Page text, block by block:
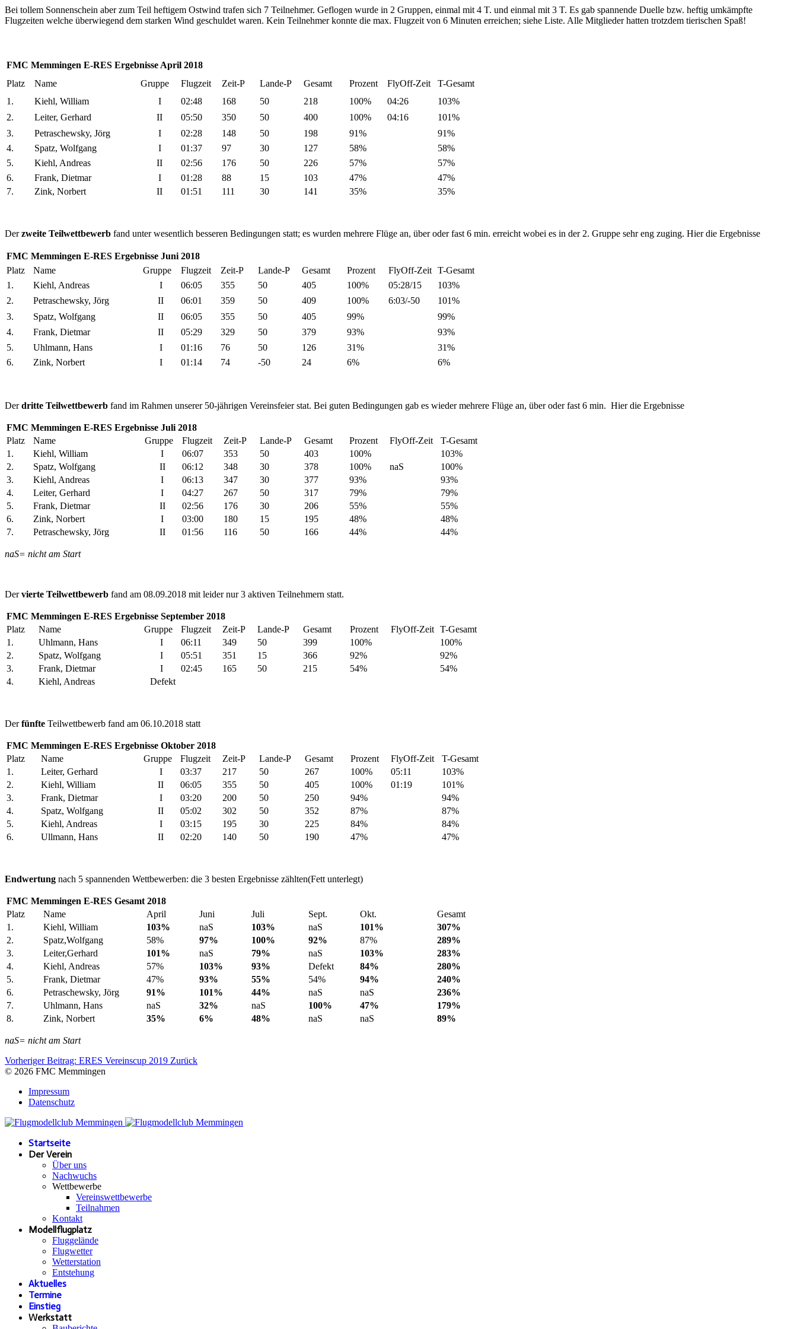
Bei tollem Sonnenschein aber zum Teil heftigem Ostwind trafen sich 7 Teilnehmer. Geflogen wurde in 2 Gruppen, einmal mit 4 T. und einmal mit 3 T. Es gab spannende Duelle bzw. heftig umkämpfte
Flugzeiten welche überwiegend dem starken Wind geschuldet waren. Kein Teilnehmer konnte die max. Flugzeit von 6 Minuten erreichen; siehe Liste. Alle Mitglieder hatten trotzdem tierischen Spaß!
FMC Memmingen E-RES Ergebnisse April 2018
Platz
Name Gruppe Flugzeit Zeit-P Lande-P Gesamt Prozent FlyOff-Zeit
T-Gesamt
1.
Kiehl, William I 02:48 168 50 218 100% 04:26
103%
2.
Leiter, Gerhard II 05:50 350 50 400 100% 04:16
101%
3.
Petraschewsky, Jörg I 02:28 148 50 198 91%
91%
4.
Spatz, Wolfgang I 01:37 97 30 127 58%
58%
5.
Kiehl, Andreas II 02:56 176 50 226 57%
57%
6.
Frank, Dietmar I 01:28 88 15 103 47%
47%
7.
Zink, Norbert II 01:51 111 30 141 35% 35%
Derzweite Teilwettbewerb fand unter wesentlich besseren Bedingungen statt; es wurden mehrere Flüge an, über oder fast 6 min. erreicht wobei es in der 2. Gruppe sehr eng zuging. Hier die Ergebnisse
FMC Memmingen E-RES Ergebnisse Juni 2018
Platz
Name Gruppe Flugzeit Zeit-P Lande-P Gesamt Prozent FlyOff-Zeit T-Gesamt
1.
Kiehl, Andreas I 06:05 355 50 405 100% 05:28/15
103%
2.
Petraschewsky, Jörg II 06:01 359 50 409 100% 6:03/-50
101%
3.
Spatz, Wolfgang II 06:05 355 50 405 99%
99%
4.
Frank, Dietmar II 05:29 329 50 379 93%
93%
5.
Uhlmann, Hans I 01:16 76 50 126 31%
31%
6.
Zink, Norbert I 01:14 74 -50 24 6% 6%
Derdritte Teilwettbewerb fand im Rahmen unserer 50-jährigen Vereinsfeier stat. Bei guten Bedingungen gab es wieder mehrere Flüge an, über oder fast 6 min. Hier die Ergebnisse
FMC Memmingen E-RES Ergebnisse Juli 2018
Platz
Name Gruppe Flugzeit Zeit-P Lande-P Gesamt Prozent FlyOff-Zeit
T-Gesamt
1.
Kiehl, William I 06:07 353 50 403 100%
103%
2.
Spatz, Wolfgang II 06:12 348 30 378 100% naS
100%
3.
Kiehl, Andreas I 06:13 347 30 377 93%
93%
4.
Leiter, Gerhard I 04:27 267 50 317 79%
79%
5.
Frank, Dietmar II 02:56 176 30 206 55%
55%
6.
Zink, Norbert I 03:00 180 15 195 48%
48%
7.
Petraschewsky, Jörg II 01:56 116 50 166 44% 44%
naS= nicht am Start
Dervierte Teilwettbewerb fand am 08.09.2018 mit leider nur 3 aktiven Teilnehmern statt.
FMC Memmingen E-RES Ergebnisse September 2018
Platz
Name Gruppe Flugzeit Zeit-P Lande-P Gesamt Prozent FlyOff-Zeit T-Gesamt
1.
Uhlmann, Hans I 06:11 349 50 399 100%
100%
2.
Spatz, Wolfgang I 05:51 351 15 366 92%
92%
3.
Frank, Dietmar I 02:45 165 50 215 54%
54%
4.
Kiehl, Andreas Defekt
Derfünfte Teilwettbewerb fand am 06.10.2018 statt
FMC Memmingen E-RES Ergebnisse Oktober 2018
Platz
Name Gruppe Flugzeit Zeit-P Lande-P Gesamt Prozent FlyOff-Zeit
T-Gesamt
1.
Leiter, Gerhard I 03:37 217 50 267 100% 05:11
103%
2.
Kiehl, William II 06:05 355 50 405 100% 01:19
101%
3.
Frank, Dietmar I 03:20 200 50 250 94%
94%
4.
Spatz, Wolfgang II 05:02 302 50 352 87%
87%
5.
Kiehl, Andreas I 03:15 195 30 225 84%
84%
6.
Ullmann, Hans II 02:20 140 50 190 47% 47%
Endwertung nach 5 spannenden Wettbewerben: die 3 besten Ergebnisse zählten(Fett unterlegt)
FMC Memmingen E-RES Gesamt 2018
Platz
Name April Juni Juli Sept. Okt.
Gesamt
1.
Kiehl, William 103% naS 103% naS 101%
307%
2.
Spatz,Wolfgang 58% 97% 100% 92% 87%
289%
3.
Leiter,Gerhard 101% naS 79% naS 103%
283%
4.
Kiehl, Andreas 57% 103% 93% Defekt 84%
280%
5.
Frank, Dietmar 47% 93% 55% 54% 94%
240%
6.
Petraschewsky, Jörg 91% 101% 44% naS naS
236%
7.
Uhlmann, Hans naS 32% naS 100% 47%
179%
8.
Zink, Norbert 35% 6% 48% naS naS 89%
naS= nicht am Start
Vorheriger Beitrag: ERES Vereinscup 2019 Zurück
© 2026 FMC Memmingen
Impressum
Datenschutz
Startseite
Der Verein
Über uns
Nachwuchs
Wettbewerbe
Vereinswettbewerbe
Teilnahmen
Kontakt
Modellflugplatz
Fluggelände
Flugwetter
Wetterstation
Entstehung
Aktuelles
Termine
Einstieg
Werkstatt